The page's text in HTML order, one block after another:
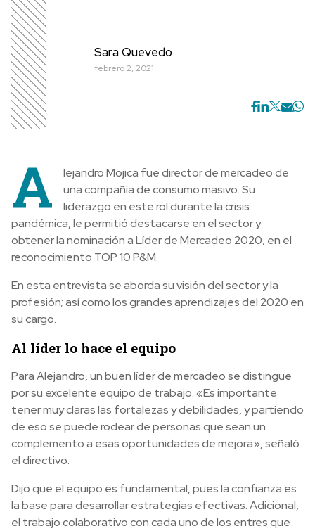
Sara Quevedo
febrero 2, 2021
A
lejandro Mojica fue director de mercadeo de
una compañía de consumo masivo. Su
liderazgo en este rol durante la crisis
pandémica, le permitió destacarse en el sector y
obtener la nominación a Líder de Mercadeo 2020, en el
reconocimiento TOP 10 P&M.
En esta entrevista se aborda su visión del sector y la
profesión; así como los grandes aprendizajes del 2020 en
su cargo.
Al líder lo hace el equipo
Para Alejandro, un buen líder de mercadeo se distingue
por su excelente equipo de trabajo. «Es importante
tener muy claras las fortalezas y debilidades, y partiendo
de eso se puede rodear de personas que sean un
complemento a esas oportunidades de mejora», señaló
el directivo.
Dijo que el equipo es fundamental, pues la confianza es
la base para desarrollar estrategias efectivas. Adicional,
el trabajo colaborativo con cada uno de los entres que